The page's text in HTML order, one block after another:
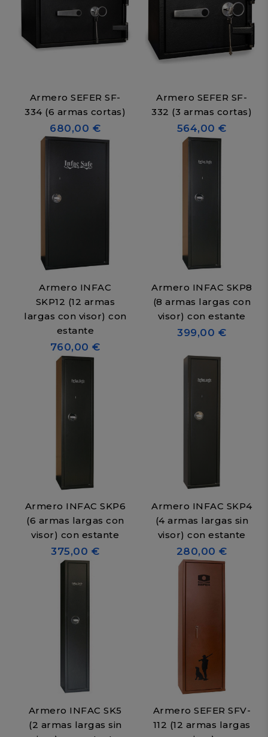
Armero SEFER SF-
334 (6 armas cortas)
680,00 €
Armero SEFER SF-
332 (3 armas cortas)
564,00 €
Armero INFAC
SKP12 (12 armas
largas con visor) con
estante
760,00 €
Armero INFAC SKP8
(8 armas largas con
visor) con estante
399,00 €
Armero INFAC SKP6
(6 armas largas con
visor) con estante
375,00 €
Armero INFAC SKP4
(4 armas largas sin
visor) con estante
280,00 €
Armero INFAC SK5
(2 armas largas sin
Armero SEFER SFV-
112 (12 armas largas